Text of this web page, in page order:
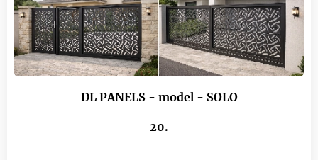
DL PANELS - model - SOLO
20.